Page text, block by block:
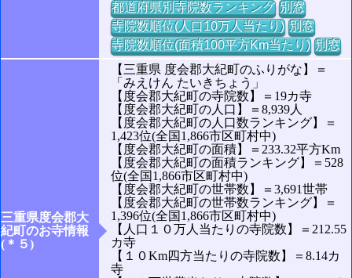
都道府県別寺院数ランキング 別窓
寺院数順位(人口10万人当たり) 別窓
寺院数順位(面積100平方Km当たり) 別窓
三重県度会郡大
紀町のお寺情報
(＊５)
【三重県 度会郡大紀町のふりがな】＝
「みえけん たいきちょう」
【度会郡大紀町の寺院数】＝19カ寺
【度会郡大紀町の人口】＝8,939人
【度会郡大紀町の人口数ランキング】＝
1,423位(全国1,866市区町村中)
【度会郡大紀町の面積】＝233.32平方Km
【度会郡大紀町の面積ランキング】＝528
位(全国1,866市区町村中)
【度会郡大紀町の世帯数】＝3,691世帯
【度会郡大紀町の世帯数ランキング】＝
1,396位(全国1,866市区町村中)
【人口１０万人当たりの寺院数】＝212.55
カ寺
【１０Km四方当たりの寺院数】＝8.14カ
寺